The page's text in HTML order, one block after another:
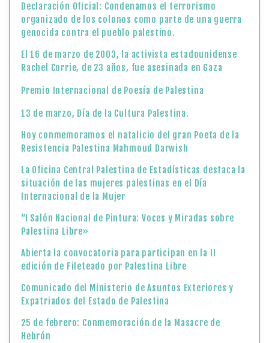
Declaración Oficial: Condenamos el terrorismo
organizado de los colonos como parte de una guerra
genocida contra el pueblo palestino.
El 16 de marzo de 2003, la activista estadounidense
Rachel Corrie, de 23 años, fue asesinada en Gaza
Premio Internacional de Poesía de Palestina
13 de marzo, Día de la Cultura Palestina.
Hoy conmemoramos el natalicio del gran Poeta de la
Resistencia Palestina Mahmoud Darwish
La Oficina Central Palestina de Estadísticas destaca la
situación de las mujeres palestinas en el Día
Internacional de la Mujer
“I Salón Nacional de Pintura: Voces y Miradas sobre
Palestina Libre»
Abierta la convocatoria para participan en la II
edición de Fileteado por Palestina Libre
Comunicado del Ministerio de Asuntos Exteriores y
Expatriados del Estado de Palestina
25 de febrero: Conmemoración de la Masacre de
Hebrón